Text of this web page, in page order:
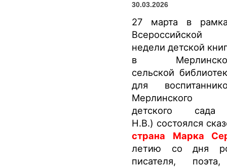
30.03.2026
27 марта в
Всероссийской
недели детской
в
сельской
для
Мерлинского
детского сада
Н.В.) состоялся
страна Марка
летию со дня
писателя,